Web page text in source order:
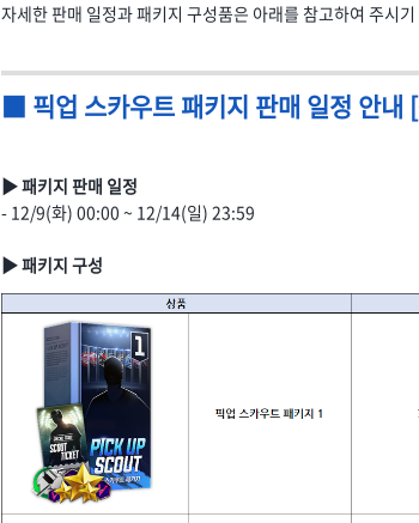
자세한 판매 일정과 패키지 구성품은 아래를 참고하여 주시
■ 픽업 스카우트 패키지 판매 일정 안
▶ 패키지 판매 일정
- 12/9(화) 00:00 ~ 12/14(일) 23:59
▶ 패키지 구성